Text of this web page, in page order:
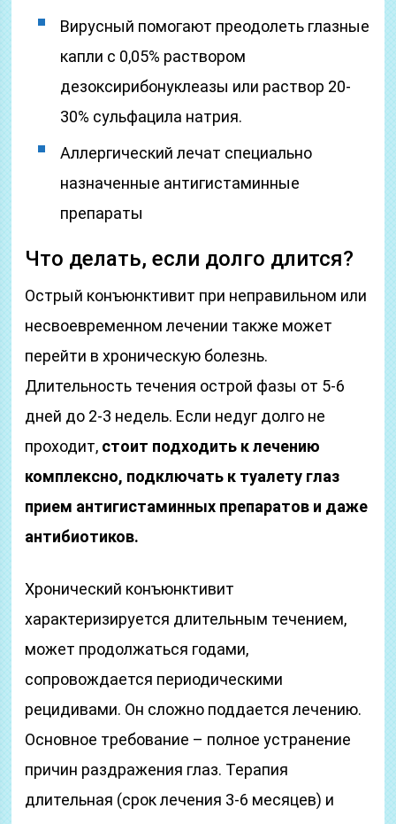
Вирусный помогают преодолеть глазные
капли с 0,05% раствором
дезоксирибонуклеазы или раствор 20-
30% сульфацила натрия.
Аллергический лечат специально
назначенные антигистаминные
препараты
Что делать, если долго длится?
Острый конъюнктивит при неправильном или
несвоевременном лечении также может
перейти в хроническую болезнь.
Длительность течения острой фазы от 5-6
дней до 2-3 недель. Если недуг долго не
проходит, стоит подходить к лечению
комплексно, подключать к туалету глаз
прием антигистаминных препаратов и даже
антибиотиков.
Хронический конъюнктивит
характеризируется длительным течением,
может продолжаться годами,
сопровождается периодическими
рецидивами. Он сложно поддается лечению.
Основное требование – полное устранение
причин раздражения глаз. Терапия
длительная (срок лечения 3-6 месяцев) и